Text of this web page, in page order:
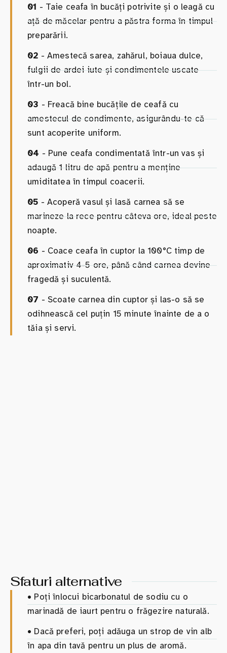
01 - Taie ceafa în bucăți potrivite și o leagă cu
ață de măcelar pentru a păstra forma în timpul
preparării.
02 - Amestecă sarea, zahărul, boiaua dulce,
fulgii de ardei iute și condimentele uscate
într-un bol.
03 - Freacă bine bucățile de ceafă cu
amestecul de condimente, asigurându-te că
sunt acoperite uniform.
04 - Pune ceafa condimentată într-un vas și
adaugă 1 litru de apă pentru a menține
umiditatea în timpul coacerii.
05 - Acoperă vasul și lasă carnea să se
marineze la rece pentru câteva ore, ideal peste
noapte.
06 - Coace ceafa în cuptor la 100°C timp de
aproximativ 4-5 ore, până când carnea devine
fragedă și suculentă.
07 - Scoate carnea din cuptor și las-o să se
odihnească cel puțin 15 minute înainte de a o
tăia și servi.
Sfaturi alternative
• Poți înlocui bicarbonatul de sodiu cu o
marinadă de iaurt pentru o frăgezire naturală.
• Dacă preferi, poți adăuga un strop de vin alb
în apa din tavă pentru un plus de aromă.